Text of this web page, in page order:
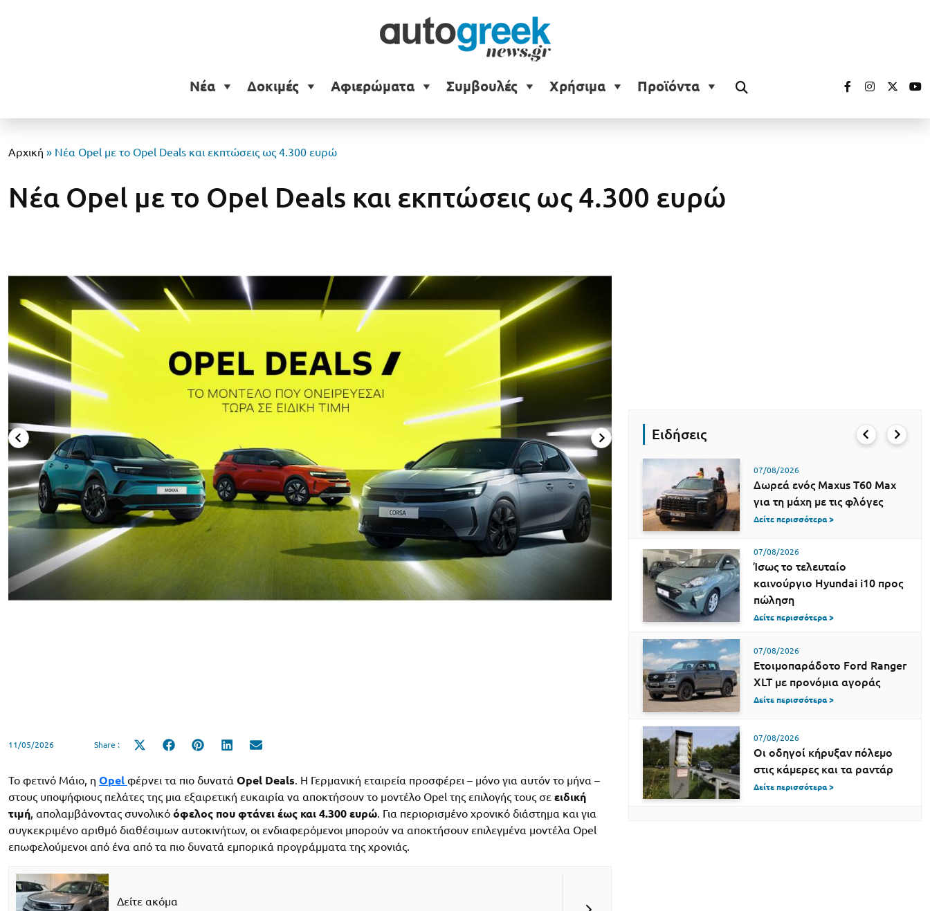
Νέα Δοκιμές Αφιερώματα Συμβουλές Χρήσιμα Προϊόντα
Αρχική » Νέα Opel με το Opel Deals και εκπτώσεις ως 4.300 ευρώ
Νέα Opel με το Opel Deals και εκπτώσεις ως 4.300 ευρώ
11/05/2026 Share :
Share
Share
Share
Share
Το φετινό Μάιο, η Opel φέρνει τα πιο δυνατά Opel Deals. Η Γερμανική εταιρεία προσφέρει – μόνο για αυτόν το μήνα –
στους υποψήφιους πελάτες της μια εξαιρετική ευκαιρία να αποκτήσουν το μοντέλο Opel της επιλογής τους σε ειδική
τιμή, απολαμβάνοντας συνολικό όφελος που φτάνει έως και 4.300 ευρώ. Για περιορισμένο χρονικό διάστημα και για
συγκεκριμένο αριθμό διαθέσιμων αυτοκινήτων, οι ενδιαφερόμενοι μπορούν να αποκτήσουν επιλεγμένα μοντέλα Opel
επωφελούμενοι από ένα από τα πιο δυνατά εμπορικά προγράμματα της χρονιάς.
Δείτε ακόμα
Ειδήσεις
07/08/2026
Δωρεά ενός Maxus T60 Max
για τη μάχη με τις φλόγες
Δείτε περισσότερα >
07/08/2026
Ίσως το τελευταίο
καινούργιο Hyundai i10 προς
πώληση
Δείτε περισσότερα >
07/08/2026
Ετοιμοπαράδοτο Ford Ranger
XLT με προνόμια αγοράς
Δείτε περισσότερα >
07/08/2026
Οι οδηγοί κήρυξαν πόλεμο
στις κάμερες και τα ραντάρ
Δείτε περισσότερα >